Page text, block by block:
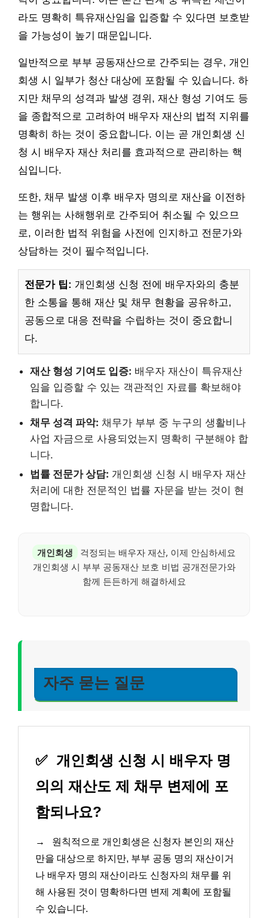
라도 명확히 특유재산임을 입증할 수 있다면 보호받
을 가능성이 높기 때문입니다.
일반적으로 부부 공동재산으로 간주되는 경우, 개인
회생 시 일부가 청산 대상에 포함될 수 있습니다. 하
지만 채무의 성격과 발생 경위, 재산 형성 기여도 등
을 종합적으로 고려하여 배우자 재산의 법적 지위를
명확히 하는 것이 중요합니다. 이는 곧 개인회생 신
청 시 배우자 재산 처리를 효과적으로 관리하는 핵
심입니다.
또한, 채무 발생 이후 배우자 명의로 재산을 이전하
는 행위는 사해행위로 간주되어 취소될 수 있으므
로, 이러한 법적 위험을 사전에 인지하고 전문가와
상담하는 것이 필수적입니다.
전문가 팁: 개인회생 신청 전에 배우자와의 충분
한 소통을 통해 재산 및 채무 현황을 공유하고,
공동으로 대응 전략을 수립하는 것이 중요합니
다.
재산 형성 기여도 입증: 배우자 재산이 특유재산
임을 입증할 수 있는 객관적인 자료를 확보해야
합니다.
채무 성격 파악: 채무가 부부 중 누구의 생활비나
사업 자금으로 사용되었는지 명확히 구분해야 합
니다.
법률 전문가 상담: 개인회생 신청 시 배우자 재산
처리에 대한 전문적인 법률 자문을 받는 것이 현
명합니다.
개인회생
걱정되는 배우자 재산, 이제 안심하세요
개인회생 시 부부 공동재산 보호 비법 공개전문가와
함께 든든하게 해결하세요
자주 묻는 질문
✅ 개인회생 신청 시 배우자 명
의의 재산도 제 채무 변제에 포
함되나요?
→
원칙적으로 개인회생은 신청자 본인의 재산
만을 대상으로 하지만, 부부 공동 명의 재산이거
나 배우자 명의 재산이라도 신청자의 채무를 위
해 사용된 것이 명확하다면 변제 계획에 포함될
수 있습니다.